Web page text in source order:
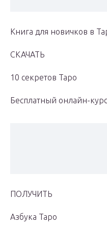
Книга для новичков в
СКАЧАТЬ
10 секретов Таро
Бесплатный онлайн-курс
ПОЛУЧИТЬ
Азбука Таро